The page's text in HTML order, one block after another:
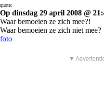
quote:
Op dinsdag 29 april 2008 @
Waar bemoeien ze zich mee?!
Waar bemoeien ze zich niet mee?
foto
▼